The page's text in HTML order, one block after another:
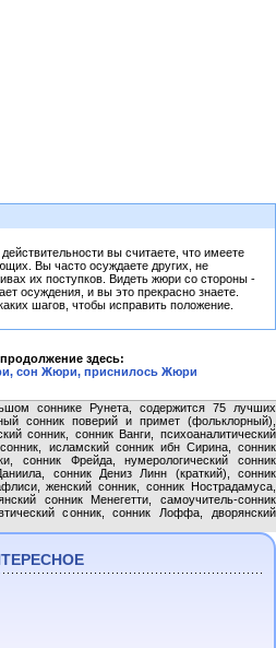
вы считаете, что имеете
Вы часто осуждаете других, не
их поступков. Видеть жюри со стороны -
осуждения, и вы это прекрасно знаете.
шагов, чтобы исправить положение.
здесь:
сон Жюри, приснилось Жюри
соннике Рунета, содержится 75 лучших
сонник поверий и примет (фольклорный),
сонник, сонник Ванги, психоаналитический
исламский сонник ибн Сирина, сонник
сонник Фрейда, нумерологический сонник
сонник Дениз Линн (краткий), сонник
женский сонник, сонник Нострадамуса,
сонник Менегетти, самоучитель-сонник
сонник, сонник Лоффа, дворянский